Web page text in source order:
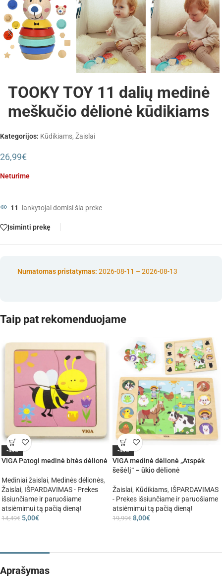
TOOKY TOY 11 dalių medinė
meškučio dėlionė kūdikiams
Kategorijos: Kūdikiams, Žaislai
26,99€
Neturime
11 lankytojai domisi šia preke
Įsiminti prekę
Numatomas pristatymas: 2026-08-11 – 2026-08-13
Taip pat rekomenduojame
-65%
VIGA Patogi medinė bitės dėlionė
Mediniai žaislai, Medinės dėlionės,
Žaislai, IŠPARDAVIMAS - Prekes
išsiunčiame ir paruošiame
atsiėmimui tą pačią dieną!
14,49€ 5,00€
-60%
VIGA medinė dėlionė „Atspėk
šešėlį“ – ūkio dėlionė
Žaislai, Kūdikiams, IŠPARDAVIMAS
- Prekes išsiunčiame ir paruošiame
atsiėmimui tą pačią dieną!
19,99€ 8,00€
Aprašymas